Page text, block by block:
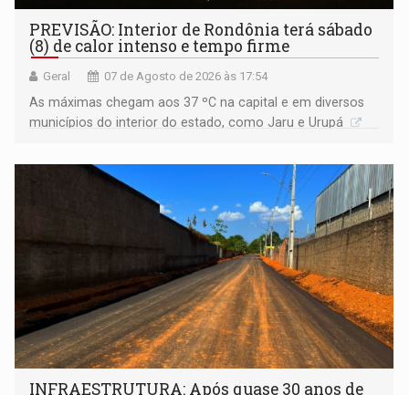
PREVISÃO: Interior de Rondônia terá sábado
(8) de calor intenso e tempo firme
Geral 07 de Agosto de 2026 às 17:54
As máximas chegam aos 37 ºC na capital e em diversos
municípios do interior do estado, como Jaru e Urupá
INFRAESTRUTURA: Após quase 30 anos de